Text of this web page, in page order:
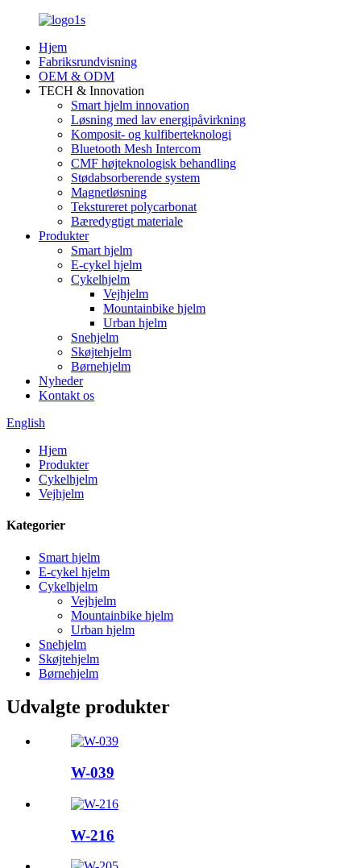
Hjem
Fabriksrundvisning
OEM & ODM
TECH & Innovation
Smart hjelm innovation
Løsning med lav energipåvirkning
Komposit- og kulfiberteknologi
Bluetooth Mesh Intercom
CMF højteknologisk behandling
Stødabsorberende system
Magnetløsning
Tekstureret polycarbonat
Bæredygtigt materiale
Produkter
Smart hjelm
E-cykel hjelm
Cykelhjelm
Vejhjelm
Mountainbike hjelm
Urban hjelm
Snehjelm
Skøjtehjelm
Børnehjelm
Nyheder
Kontakt os
English
Hjem
Produkter
Cykelhjelm
Vejhjelm
Kategorier
Smart hjelm
E-cykel hjelm
Cykelhjelm
Vejhjelm
Mountainbike hjelm
Urban hjelm
Snehjelm
Skøjtehjelm
Børnehjelm
Udvalgte produkter
W-039
W-216